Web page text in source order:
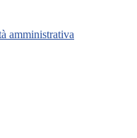
amministrativa